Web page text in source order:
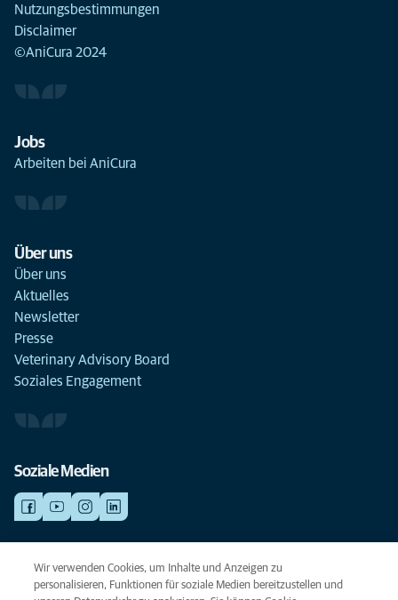
Nutzungsbestimmungen
Disclaimer
©AniCura 2024
Jobs
Arbeiten bei AniCura
Über uns
Über uns
Aktuelles
Newsletter
Presse
Veterinary Advisory Board
Soziales Engagement
Soziale Medien
NOTDIENSTE
Finden Sie hier Standorte mit Notfall-Service. Weil Ihr Tier die beste
Versorgung verdient.
Wir verwenden Cookies, um Inhalte und Anzeigen zu
personalisieren, Funktionen für soziale Medien bereitzustellen und